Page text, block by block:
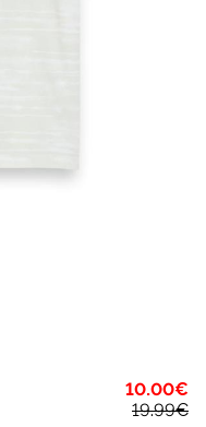
10.00€
19.99€